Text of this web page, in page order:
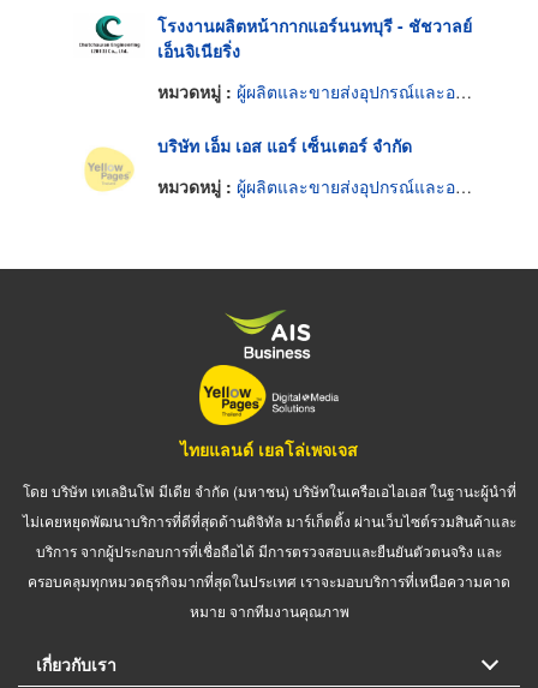
โรงงานผลิตหน้ากากแอร์นนทบุรี - ชัชวาลย์
เอ็นจิเนียริ่ง
หมวดหมู่ : ผู้ผลิตและขายส่งอุปกรณ์และอะไหล่แอร์
บริษัท เอ็ม เอส แอร์ เซ็นเตอร์ จำกัด
หมวดหมู่ : ผู้ผลิตและขายส่งอุปกรณ์และอะไหล่แอร์
ไทยแลนด์ เยลโล่เพจเจส
โดย บริษัท เทเลอินโฟ มีเดีย จำกัด (มหาชน) บริษัทในเครือเอไอเอส ในฐานะผู้นำที่
ไม่เคยหยุดพัฒนาบริการที่ดีที่สุดด้านดิจิทัล มาร์เก็ตติ้ง ผ่านเว็บไซต์รวมสินค้าและ
บริการ จากผู้ประกอบการที่เชื่อถือได้ มีการตรวจสอบและยืนยันตัวตนจริง และ
ครอบคลุมทุกหมวดธุรกิจมากที่สุดในประเทศ เราจะมอบบริการที่เหนือความคาด
หมาย จากทีมงานคุณภาพ
เกี่ยวกับเรา